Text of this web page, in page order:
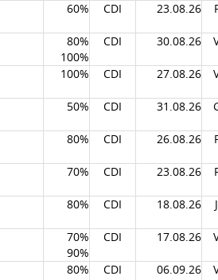
60% CDI 23.08.26
80%
100%
CDI 30.08.26
100% CDI 27.08.26
50% CDI 31.08.26
80% CDI 26.08.26
70% CDI 23.08.26
80% CDI 18.08.26
70%
90%
CDI 17.08.26
80% CDI 06.09.26